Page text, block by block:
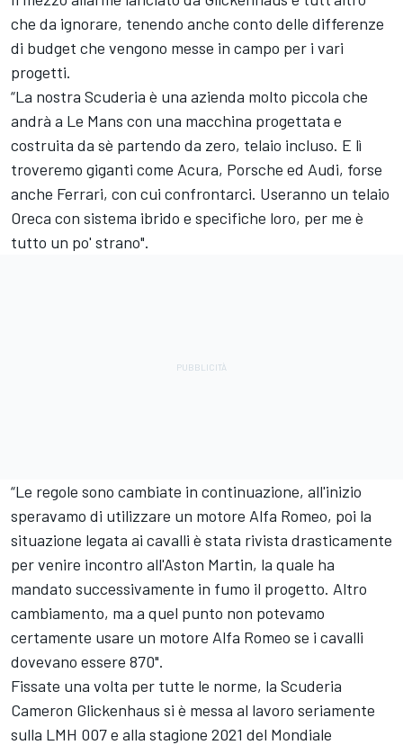
che da ignorare, tenendo anche conto delle differenze
di budget che vengono messe in campo per i vari
progetti.
“La nostra Scuderia è una azienda molto piccola che
andrà a Le Mans con una macchina progettata e
costruita da sè partendo da zero, telaio incluso. E lì
troveremo giganti come Acura, Porsche ed Audi, forse
anche Ferrari, con cui confrontarci. Useranno un telaio
Oreca con sistema ibrido e specifiche loro, per me è
tutto un po' strano".
“Le regole sono cambiate in continuazione, all'inizio
speravamo di utilizzare un motore Alfa Romeo, poi la
situazione legata ai cavalli è stata rivista drasticamente
per venire incontro all'Aston Martin, la quale ha
mandato successivamente in fumo il progetto. Altro
cambiamento, ma a quel punto non potevamo
certamente usare un motore Alfa Romeo se i cavalli
dovevano essere 870".
Fissate una volta per tutte le norme, la Scuderia
Cameron Glickenhaus si è messa al lavoro seriamente
sulla LMH 007 e alla stagione 2021 del Mondiale